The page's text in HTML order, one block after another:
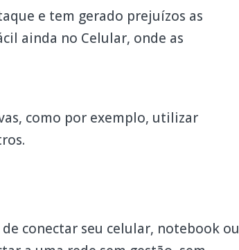
e tem gerado prejuízos as
ainda no Celular, onde as
como por exemplo, utilizar
conectar seu celular, notebook ou